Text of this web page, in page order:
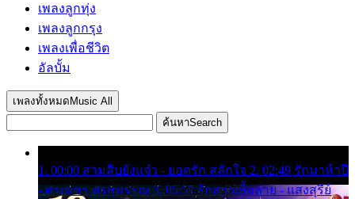
เพลงลูกทุ่ง
เพลงลูกกรุง
เพลงเพื่อชีวิต
อัลบั้ม
เพลงทั้งหมด Music All
ค้นหาSearch
1. 00:00 สามสิบยังแจ๋ว - ยอดรัก สลักใจ 2. 02:49 รักมาห้าปี
- ศรเพชร ศรสุพรรณ 3. 05:57 รักสาวเสื้อลาย - แสงสุรีย์